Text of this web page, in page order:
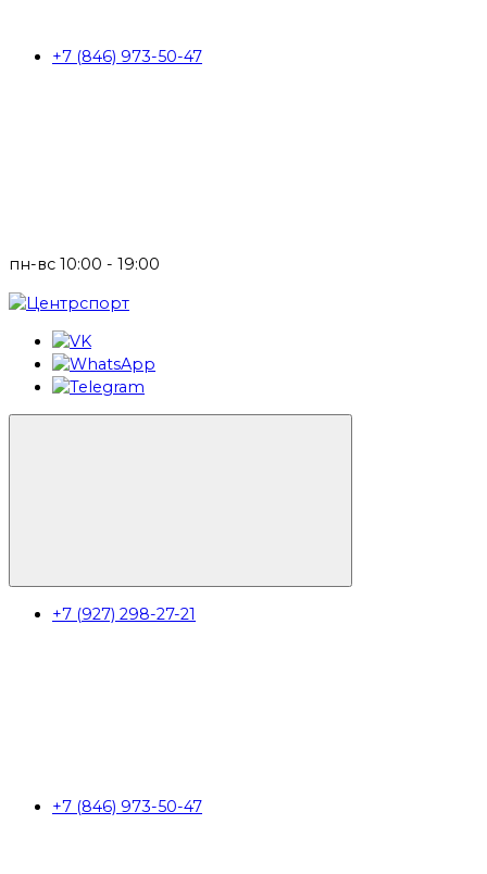
+7 (846) 973-50-47
пн-вс 10:00 - 19:00
+7 (927) 298-27-21
+7 (846) 973-50-47